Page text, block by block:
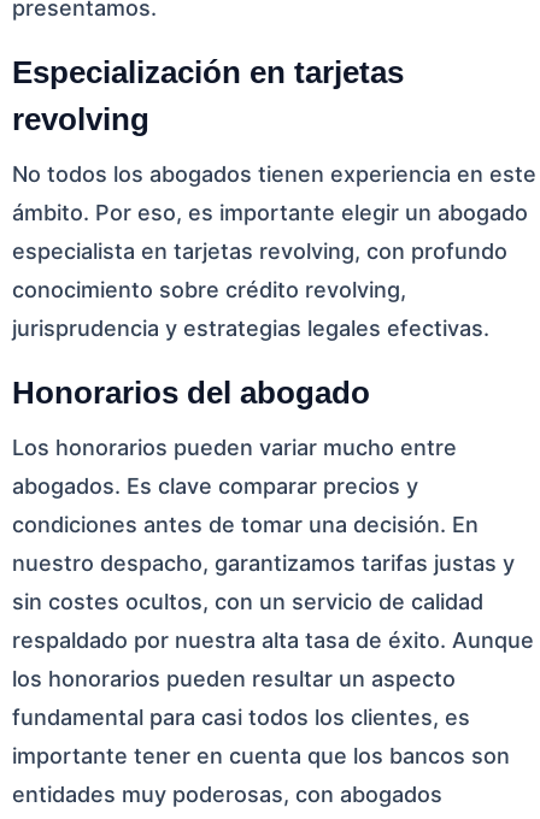
presentamos.
Especialización en tarjetas
revolving
No todos los abogados tienen experiencia en este
ámbito. Por eso, es importante elegir un abogado
especialista en tarjetas revolving, con profundo
conocimiento sobre crédito revolving,
jurisprudencia y estrategias legales efectivas.
Honorarios del abogado
Los honorarios pueden variar mucho entre
abogados. Es clave comparar precios y
condiciones antes de tomar una decisión. En
nuestro despacho, garantizamos tarifas justas y
sin costes ocultos, con un servicio de calidad
respaldado por nuestra alta tasa de éxito. Aunque
los honorarios pueden resultar un aspecto
fundamental para casi todos los clientes, es
importante tener en cuenta que los bancos son
entidades muy poderosas, con abogados